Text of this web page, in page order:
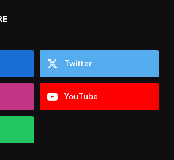
Twitter
YouTube